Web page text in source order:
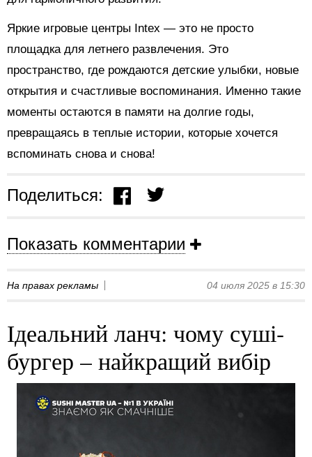
Яркие игровые центры Intex — это не просто
площадка для летнего развлечения. Это
пространство, где рождаются детские улыбки, новые
открытия и счастливые воспоминания. Именно такие
моменты остаются в памяти на долгие годы,
превращаясь в теплые истории, которые хочется
вспоминать снова и снова!
Поделиться:
Показать комментарии
На правах рекламы 04 июля 2025 в 15:30
Ідеальний ланч: чому суші-
бургер – найкращий вибір